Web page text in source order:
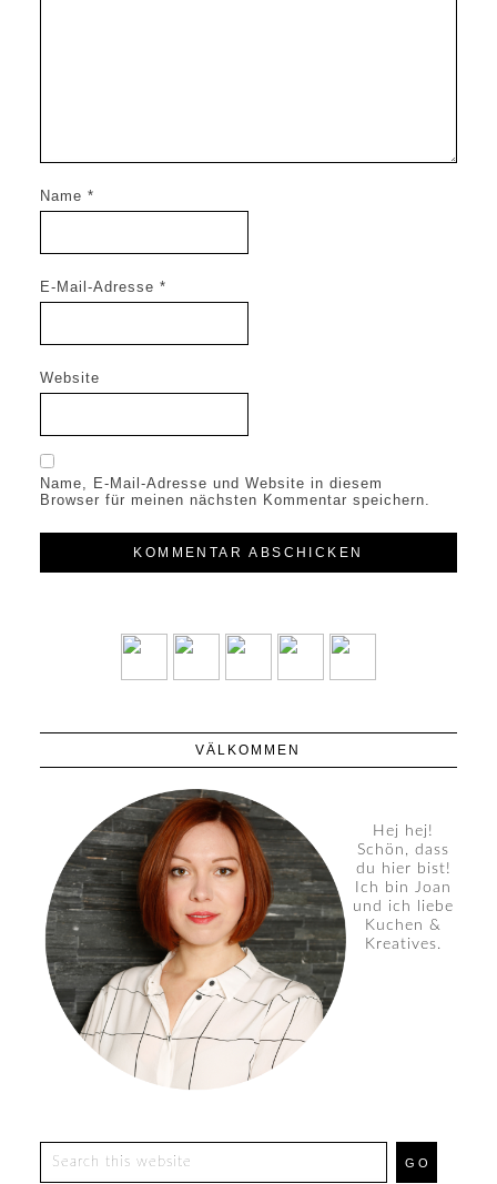
Name *
E-Mail-Adresse *
Website
Name, E-Mail-Adresse und Website in diesem
Browser für meinen nächsten Kommentar speichern.
VÄLKOMMEN
Hej hej!
Schön, dass
du hier bist!
Ich bin Joan
und ich liebe
Kuchen &
Kreatives.